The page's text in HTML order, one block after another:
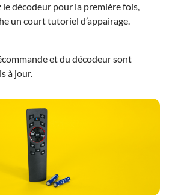
décodeur pour la première fois,
un court tutoriel d’appairage.
et du décodeur sont
à jour.